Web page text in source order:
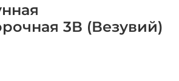
3В (Везувий)